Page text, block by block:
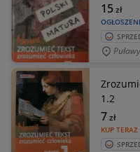
15zł
Puławy
1.2
KUP TERAZ
7zł